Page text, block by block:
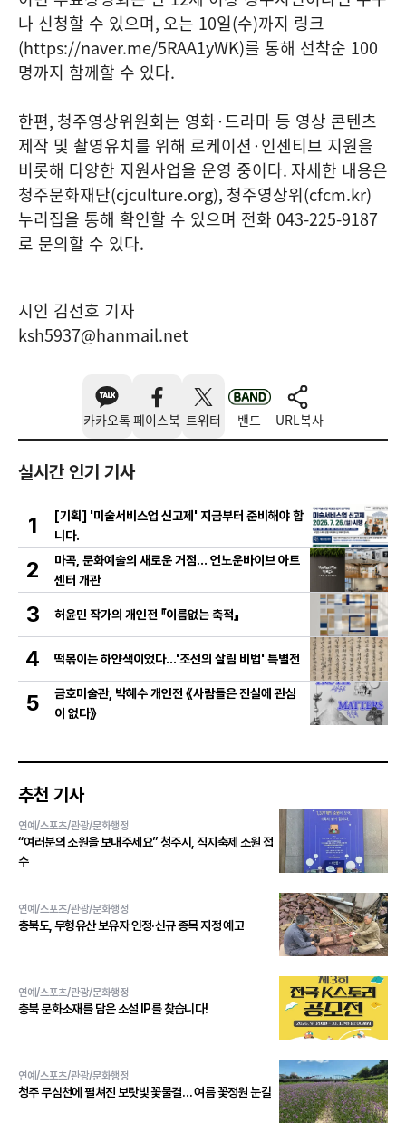
나 신청할 수 있으며, 오는 10일(수)까지 링크
(https://naver.me/5RAA1yWK)를 통해 선착순 100
명까지 함께할 수 있다.
한편, 청주영상위원회는 영화·드라마 등 영상 콘텐츠
제작 및 촬영유치를 위해 로케이션·인센티브 지원을
비롯해 다양한 지원사업을 운영 중이다.자세한 내용은
청주문화재단(cjculture.org), 청주영상위(cfcm.kr)
누리집을 통해 확인할 수 있으며 전화 043-225-9187
로 문의할 수 있다.
시인 김선호 기자
ksh5937@hanmail.net
카카오톡 페이스북 트위터 밴드 URL복사
실시간 인기 기사
1
[기획] '미술서비스업 신고제' 지금부터 준비해야 합
니다.
2
마곡, 문화예술의 새로운 거점… 언노운바이브 아트
센터 개관
3 허윤민 작가의 개인전 『이름없는 축적』
4 떡볶이는 하얀색이었다...'조선의 살림 비법' 특별전
5
금호미술관, 박혜수 개인전 《사람들은 진실에 관심
이 없다》
추천 기사
연예/스포츠/관광/문화행정
“여러분의 소원을 보내주세요” 청주시, 직지축제 소원 접
수
연예/스포츠/관광/문화행정
충북도, 무형유산 보유자 인정·신규 종목 지정 예고
연예/스포츠/관광/문화행정
충북 문화소재를 담은 소설 IP를 찾습니다!
연예/스포츠/관광/문화행정
청주 무심천에 펼쳐진 보랏빛 꽃물결… 여름 꽃정원 눈길